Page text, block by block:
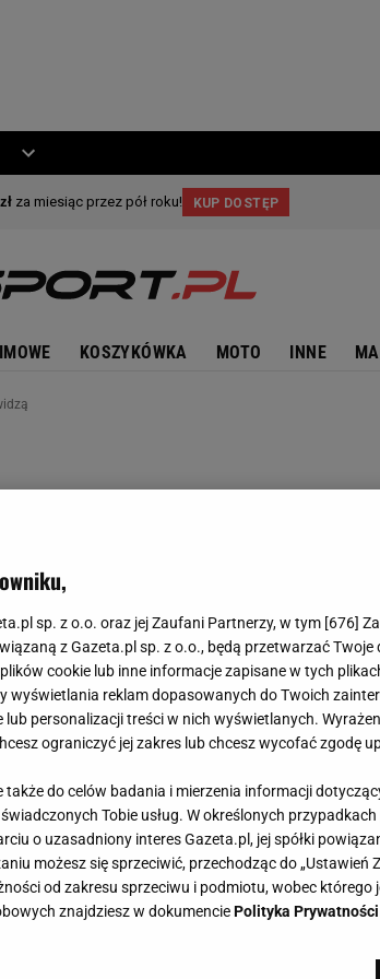
KOSZYKÓWKA MOTO INNE
sp. z o.o. oraz jej Zaufani Partnerzy, w tym [676]
z Gazeta.pl sp. z o.o., będą przetwarzać
cookie lub inne informacje zapisane w tych
wyświetlania reklam dopasowanych do Twoich
personalizacji treści w nich wyświetlanych.
ograniczyć jej zakres lub chcesz wycofać zgodę
do celów badania i mierzenia informacji
Tobie usług. W określonych
o uzasadniony interes Gazeta.pl, jej spółki
możesz się sprzeciwić, przechodząc do „Ustawień
od zakresu sprzeciwu i podmiotu, wobec którego
znajdziesz w dokumenciePolityka Prywatności